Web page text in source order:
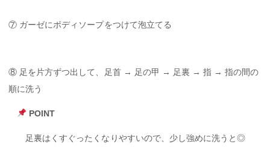
⑦ ガーゼにボディソープをつけて泡立てる
⑧ 足を片方ずつ出して、足首 → 足の甲 → 足裏 → 指 → 指の間の
順に洗う
POINT
足裏はくすぐったくなりやすいので、少し強めに洗うと◎